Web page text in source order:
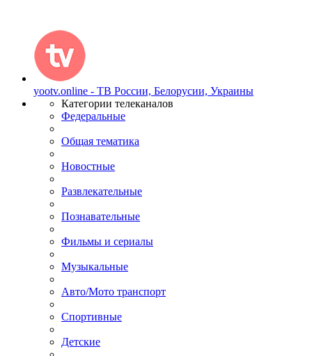
yootv.online - ТВ России, Белорусии, Украины
Категории телеканалов
Федеральные
Общая тематика
Новостные
Развлекательные
Познавательные
Фильмы и сериалы
Музыкальные
Авто/Мото транспорт
Спортивные
Детские